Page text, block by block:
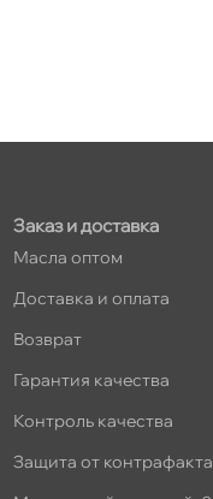
Заказ и доставка
Масла оптом
Доставка и оплата
озврат
Гарантия качества
Контроль качества
Защита от контрафакта